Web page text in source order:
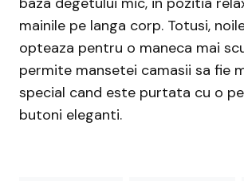
mainile pe langa corp. Totusi,
opteaza pentru o maneca mai
permite mansetei camasii sa fie
special cand este purtata cu o
butoni eleganti.